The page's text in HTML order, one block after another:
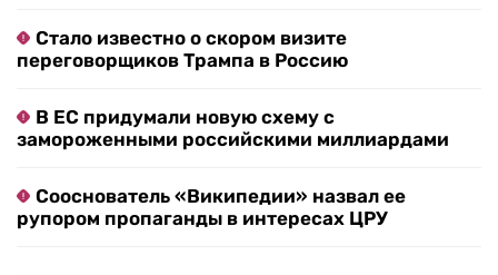
Стало известно о скором визите
переговорщиков Трампа в Россию
В ЕС придумали новую схему с
замороженными российскими миллиардами
Сооснователь «Википедии» назвал ее
рупором пропаганды в интересах ЦРУ